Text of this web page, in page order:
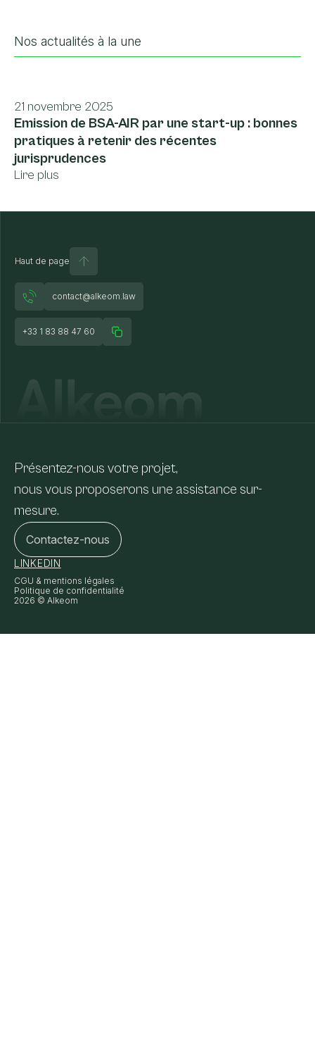
Nos actualités à la une
21 novembre 2025
Emission de BSA-AIR par une start-up : bonnes
pratiques à retenir des récentes
jurisprudences
Lire plus
Présentez-nous votre projet,
nous vous proposerons une assistance sur-
mesure.
Contactez-nous
LINKEDIN
2026 © Alkeom
CGU & mentions légales
Politique de confidentialité
+33 1 83 88 47 60
contact@alkeom.law
Haut de page